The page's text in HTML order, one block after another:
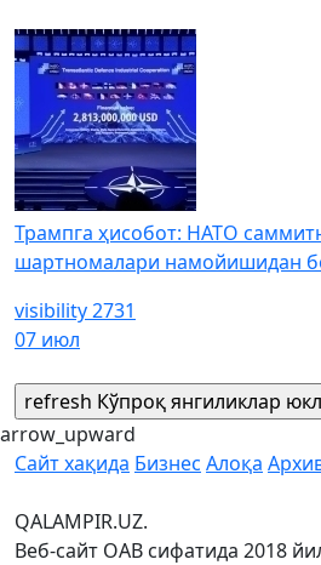
Трампга ҳисобот: НАТО
шартномалари намойишидан
visibility2731
07 июл
refresh Кўпроқ янгиликлар
arrow_upward
Сайт хақида Бизнес Алоқа
QALAMPIR.UZ.
Веб-сайт ОАВ сифатида 2018